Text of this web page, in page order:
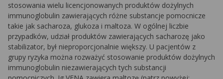
stosowania wielu licencjonowanych produktów dożylnych
immunoglobulin zawierających różne substancje pomocnicze
takie jak sacharoza, glukoza i maltoza. W ogólnej liczbie
przypadków, udział produktów zawierających sacharozę jako
stabilizator, był nieproporcjonalnie większy. U pacjentów z
grupy ryzyka można rozważyć stosowanie produktów dożylnych
immunoglobulin niezawierających tych substancji